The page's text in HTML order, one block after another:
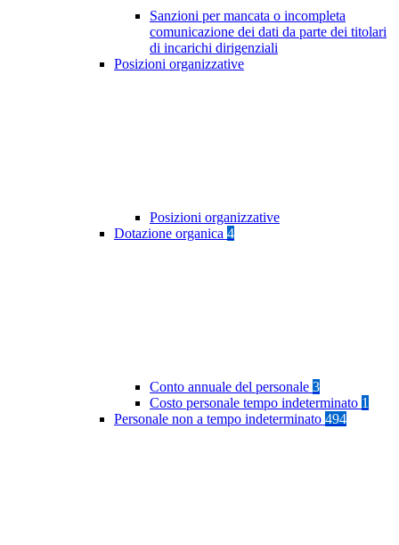
Sanzioni per mancata o incompleta
comunicazione dei dati da parte dei titolari
di incarichi dirigenziali
Posizioni organizzative
Posizioni organizzative
Dotazione organica 4
Conto annuale del personale 3
Costo personale tempo indeterminato 1
Personale non a tempo indeterminato 494